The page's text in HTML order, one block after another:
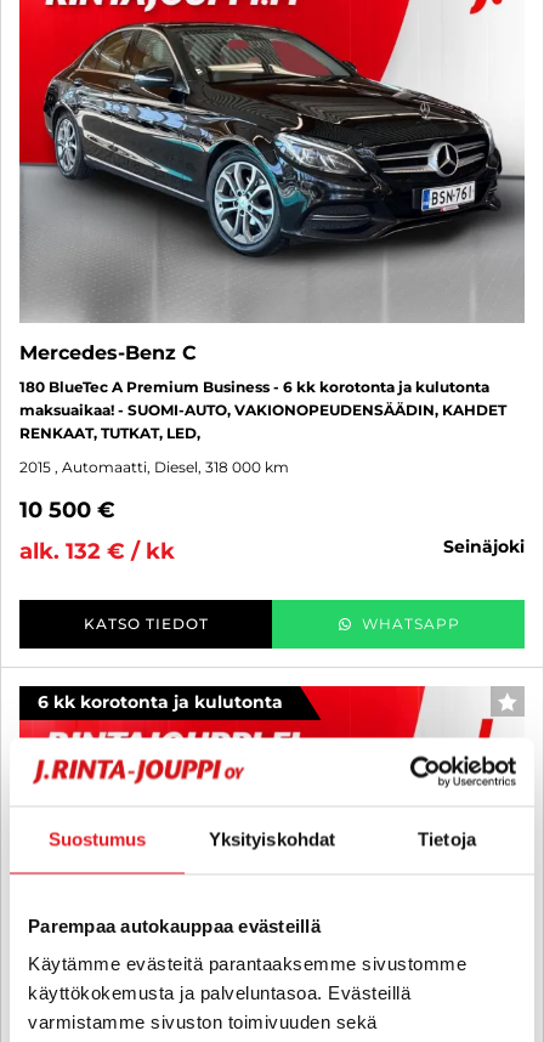
Suostumus Yksityiskohdat Tietoja
Parempaa autokauppaa evästeillä
Käytämme evästeitä parantaaksemme sivustomme
käyttökokemusta ja palveluntasoa. Evästeillä
varmistamme sivuston toimivuuden sekä
Mercedes-Benz C
180 BlueTec A Premium Business - 6 kk korotonta ja kulutonta
maksuaikaa! - SUOMI-AUTO, VAKIONOPEUDENSÄÄDIN, KAHDET
RENKAAT, TUTKAT, LED,
2015 , Automaatti, Diesel, 318 000 km
10 500 €
alk. 132 € / kk
seinäjoki
KATSO TIEDOT WHATSAPP
6 kk korotonta ja kulutonta